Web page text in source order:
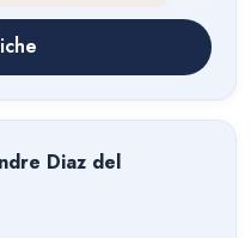
Diaz del